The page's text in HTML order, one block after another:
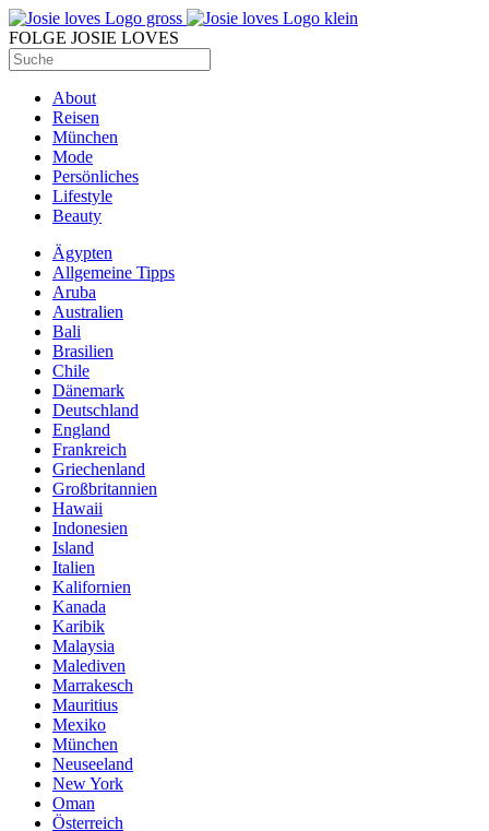
FOLGE JOSIE LOVES
About
Reisen
München
Mode
Persönliches
Lifestyle
Beauty
Ägypten
Allgemeine Tipps
Aruba
Australien
Bali
Brasilien
Chile
Dänemark
Deutschland
England
Frankreich
Griechenland
Großbritannien
Hawaii
Indonesien
Island
Italien
Kalifornien
Kanada
Karibik
Malaysia
Malediven
Marrakesch
Mauritius
Mexiko
München
Neuseeland
New York
Oman
Österreich